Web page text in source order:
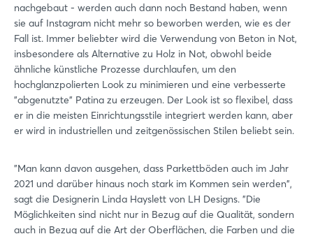
nachgebaut - werden auch dann noch Bestand haben, wenn
sie auf Instagram nicht mehr so beworben werden, wie es der
Fall ist. Immer beliebter wird die Verwendung von Beton in Not,
insbesondere als Alternative zu Holz in Not, obwohl beide
ähnliche künstliche Prozesse durchlaufen, um den
hochglanzpolierten Look zu minimieren und eine verbesserte
"abgenutzte" Patina zu erzeugen. Der Look ist so flexibel, dass
er in die meisten Einrichtungsstile integriert werden kann, aber
er wird in industriellen und zeitgenössischen Stilen beliebt sein.
"Man kann davon ausgehen, dass Parkettböden auch im Jahr
2021 und darüber hinaus noch stark im Kommen sein werden",
sagt die Designerin Linda Hayslett von LH Designs. "Die
Möglichkeiten sind nicht nur in Bezug auf die Qualität, sondern
auch in Bezug auf die Art der Oberflächen, die Farben und die